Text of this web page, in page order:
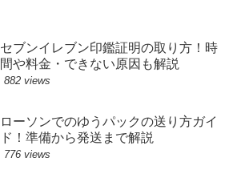
セブンイレブン印鑑証明の取り方！時
間や料金・できない原因も解説
882 views
ローソンでのゆうパックの送り方ガイ
ド！準備から発送まで解説
776 views